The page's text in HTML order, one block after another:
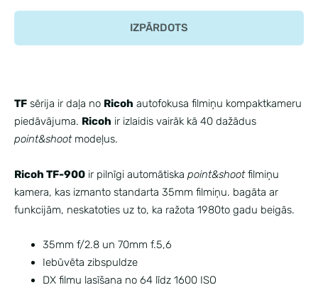
IZPĀRDOTS
TF sērija ir daļa no Ricoh autofokusa filmiņu kompaktkameru
piedāvājuma. Ricoh ir izlaidis vairāk kā 40 dažādus
point&shootmodeļus.
Ricoh TF-900 ir pilnīgi automātiska point&shootfilmiņu
kamera, kas izmanto standarta 35mm filmiņu. bagāta ar
funkcijām, neskatoties uz to, ka ražota 1980to gadu beigās.
35mm f/2.8 un 70mm f.5,6
Iebūvēta zibspuldze
DX filmu lasīšana no 64 līdz 1600 ISO